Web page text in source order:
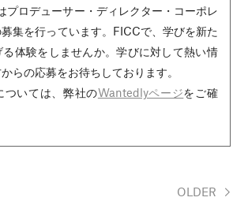
プロデューサー・ディレクター・コーポレ
集を行っています。FICCで、学びを新た
体験をしませんか。学びに対して熱い情
らの応募をお待ちしております。
ついては、弊社のWantedlyページをご確
OLDER